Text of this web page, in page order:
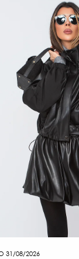
31/08/2026